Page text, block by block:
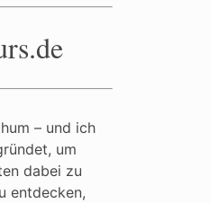
– und ich
um
dabei zu
entdecken,